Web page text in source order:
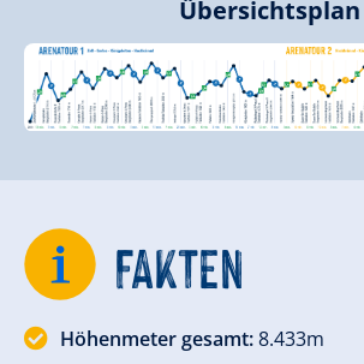
Übersichtsplan
FAKTEN
Höhenmeter gesamt:8.433m